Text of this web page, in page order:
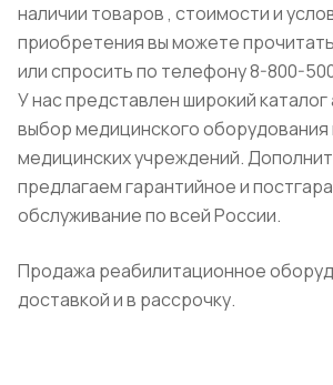
наличии товаров , стоимости и
приобретения вы можете
или спросить по телефону 8-800-
У нас представлен широкий
выбор медицинского оборудования
медицинских учреждений.
предлагаем гарантийное и
обслуживание по всей России.
Продажа реабилитационное
доставкой и в рассрочку.